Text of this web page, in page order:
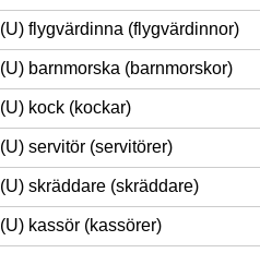
(U) flygvärdinna (flygvärdinnor)
(U) barnmorska (barnmorskor)
(U) kock (kockar)
(U) servitör (servitörer)
(U) skräddare (skräddare)
(U) kassör (kassörer)